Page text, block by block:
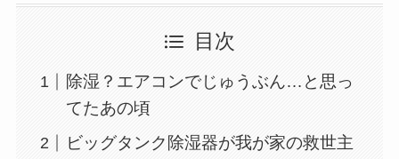
目次
除湿？エアコンでじゅうぶん…と思っ
てたあの頃
ビッグタンク除湿器が我が家の救世主